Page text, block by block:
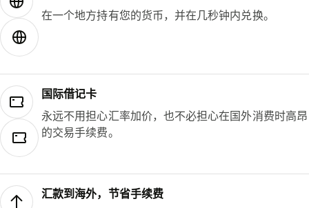
在一个地方持有您的货币，并在几秒钟内兑换。
国际借记卡
永远不用担心汇率加价，也不必担心在国外消费时高昂
的交易手续费。
汇款到海外，节省手续费